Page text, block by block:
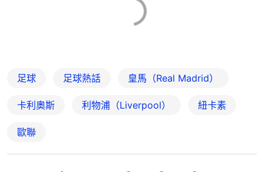
足球 足球熱話 皇馬（Real Madrid）
卡利奧斯 利物浦（Liverpool） 紐卡素
歐聯